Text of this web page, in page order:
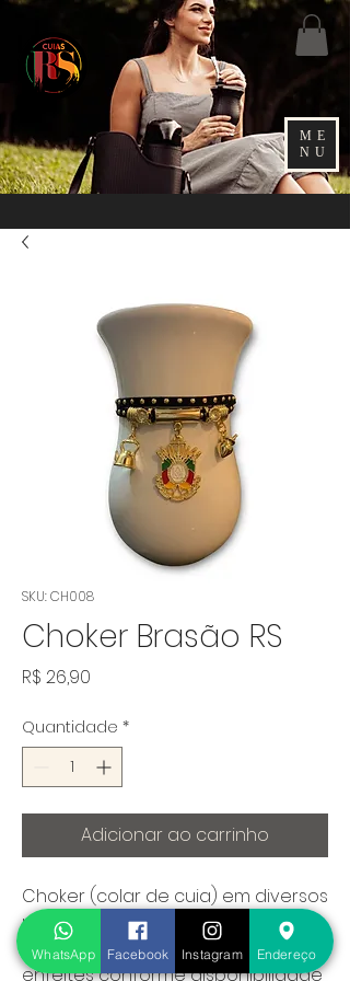
ME
NU
SKU: CH008
Choker Brasão RS
R$ 26,90
Quantidade *
Adicionar ao carrinho
Choker (colar de cuia) em diversos
modelos. Modelos podem ter
alterações na composição dos
enfeites conforme disponibilidade
WhatsApp Facebook Instagram Endereço